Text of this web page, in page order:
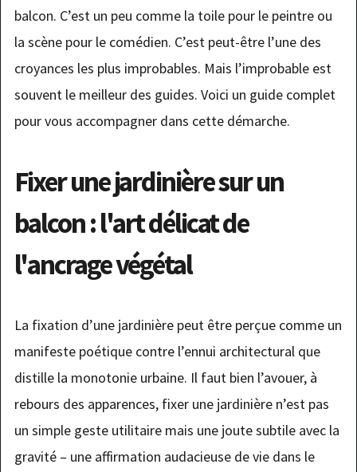
balcon. C’est un peu comme la toile pour le peintre ou
la scène pour le comédien. C’est peut-être l’une des
croyances les plus improbables. Mais l’improbable est
souvent le meilleur des guides. Voici un guide complet
pour vous accompagner dans cette démarche.
Fixer une jardinière sur un
balcon : l'art délicat de
l'ancrage végétal
La fixation d’une jardinière peut être perçue comme un
manifeste poétique contre l’ennui architectural que
distille la monotonie urbaine. Il faut bien l’avouer, à
rebours des apparences, fixer une jardinière n’est pas
un simple geste utilitaire mais une joute subtile avec la
gravité – une affirmation audacieuse de vie dans le